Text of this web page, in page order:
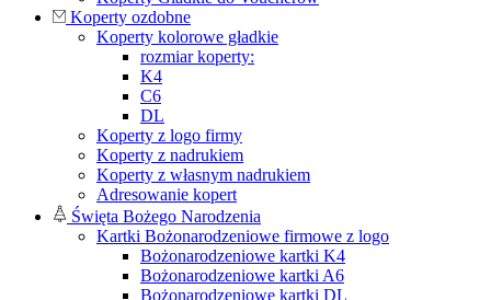
Koperty ozdobne
Koperty kolorowe gładkie
rozmiar koperty:
K4
C6
DL
Koperty z logo firmy
Koperty z nadrukiem
Koperty z własnym nadrukiem
Adresowanie kopert
Święta Bożego Narodzenia
Kartki Bożonarodzeniowe firmowe z logo
Bożonarodzeniowe kartki K4
Bożonarodzeniowe kartki A6
Bożonarodzeniowe kartki DL